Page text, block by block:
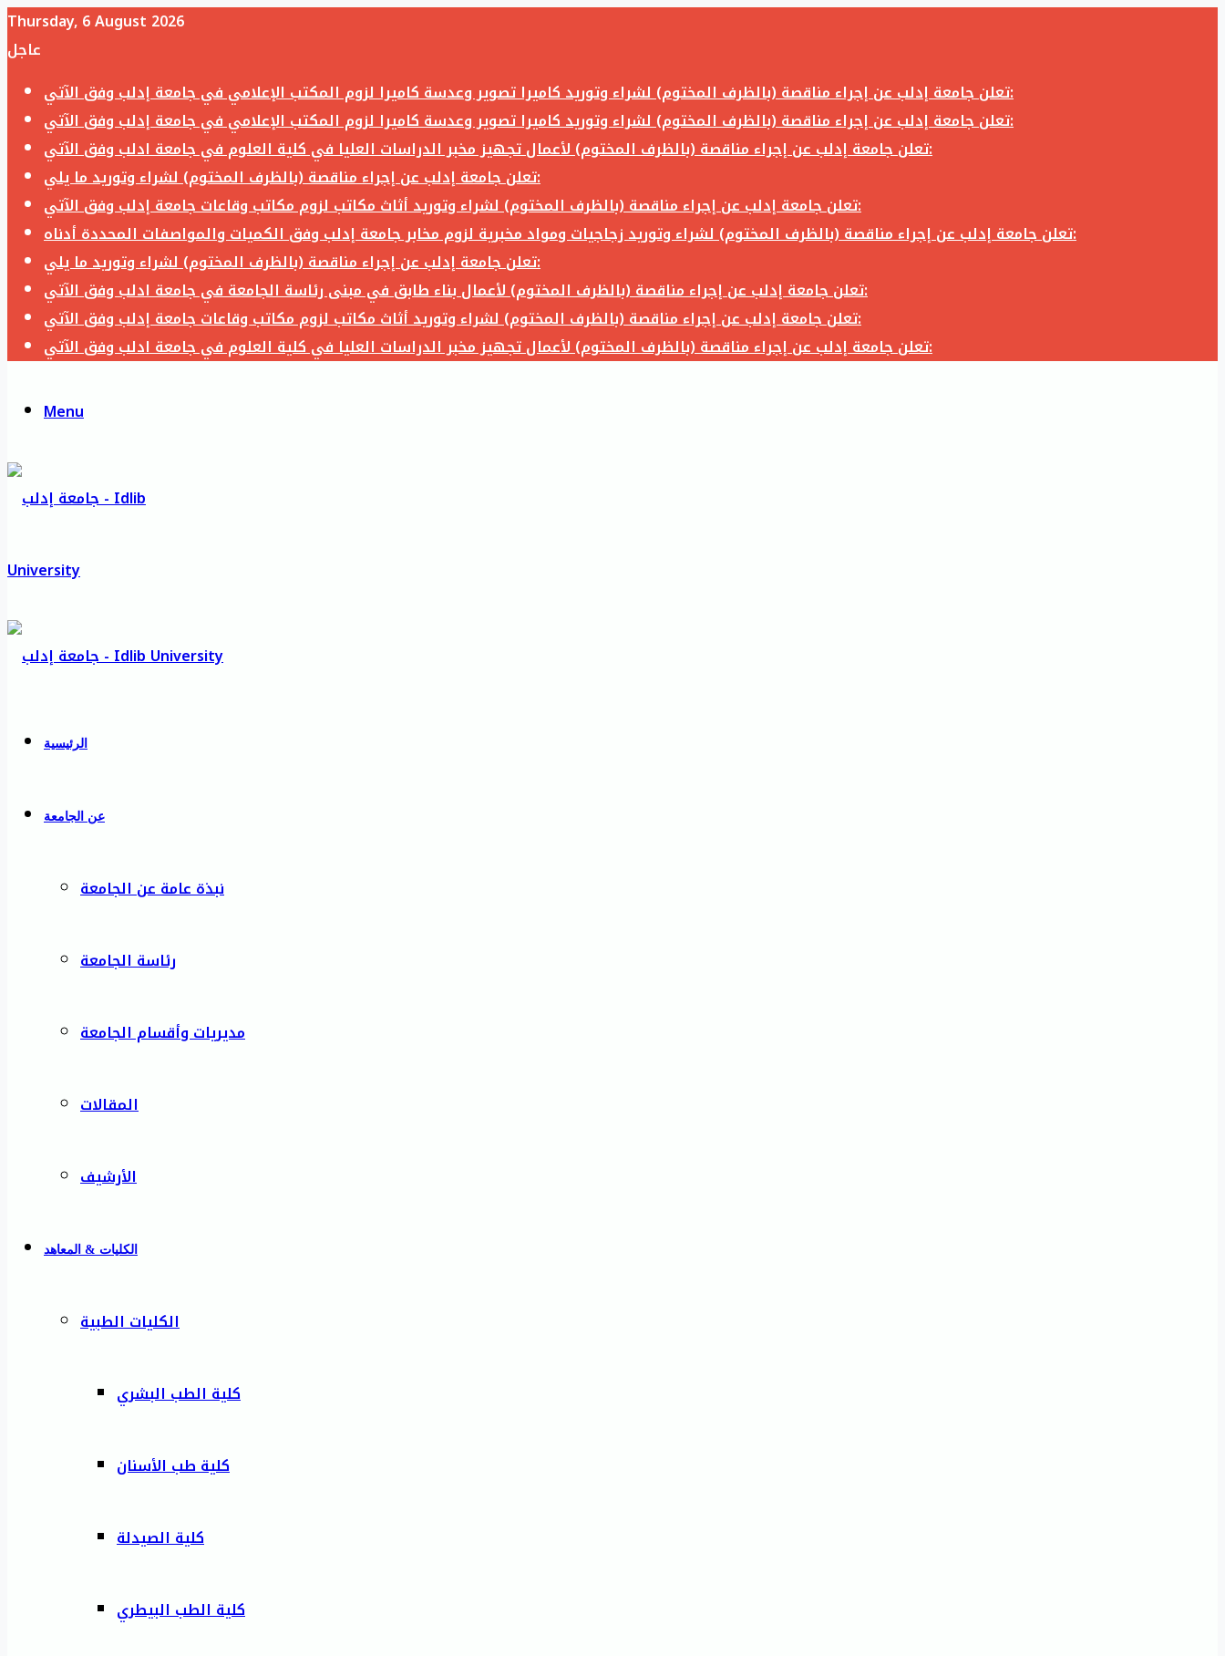
Thursday, 6 August 2026
عاجل
تعلن جامعة إدلب عن إجراء مناقصة (بالظرف المختوم) لشراء وتوريد كاميرا تصوير وعدسة كاميرا لزوم المكتب الإعلامي في جامعة إدلب وفق الآتي:
تعلن جامعة إدلب عن إجراء مناقصة (بالظرف المختوم) لشراء وتوريد كاميرا تصوير وعدسة كاميرا لزوم المكتب الإعلامي في جامعة إدلب وفق الآتي:
تعلن جامعة إدلب عن إجراء مناقصة (بالظرف المختوم) لأعمال تجهيز مخبر الدراسات العليا في كلية العلوم في جامعة ادلب وفق الآتي:
تعلن جامعة إدلب عن إجراء مناقصة (بالظرف المختوم) لشراء وتوريد ما يلي:
تعلن جامعة إدلب عن إجراء مناقصة (بالظرف المختوم) لشراء وتوريد أثاث مكاتب لزوم مكاتب وقاعات جامعة إدلب وفق الآتي:
تعلن جامعة إدلب عن إجراء مناقصة (بالظرف المختوم) لشراء وتوريد زجاجيات ومواد مخبرية لزوم مخابر جامعة إدلب وفق الكميات والمواصفات المحددة أدناه:
تعلن جامعة إدلب عن إجراء مناقصة (بالظرف المختوم) لشراء وتوريد ما يلي:
تعلن جامعة إدلب عن إجراء مناقصة (بالظرف المختوم) لأعمال بناء طابق في مبنى رئاسة الجامعة في جامعة ادلب وفق الآتي:
تعلن جامعة إدلب عن إجراء مناقصة (بالظرف المختوم) لشراء وتوريد أثاث مكاتب لزوم مكاتب وقاعات جامعة إدلب وفق الآتي:
تعلن جامعة إدلب عن إجراء مناقصة (بالظرف المختوم) لأعمال تجهيز مخبر الدراسات العليا في كلية العلوم في جامعة ادلب وفق الآتي:
Menu
الرئيسية
عن الجامعة
نبذة عامة عن الجامعة
رئاسة الجامعة
مديريات وأقسام الجامعة
المقالات
الأرشيف
الكليات & المعاهد
الكليات الطبية
كلية الطب البشري
كلية طب الأسنان
كلية الصيدلة
كلية الطب البيطري